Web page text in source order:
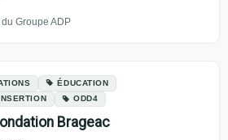
Groupe ADP
ÉDUCATION
INSERTION ODD4
Brageac